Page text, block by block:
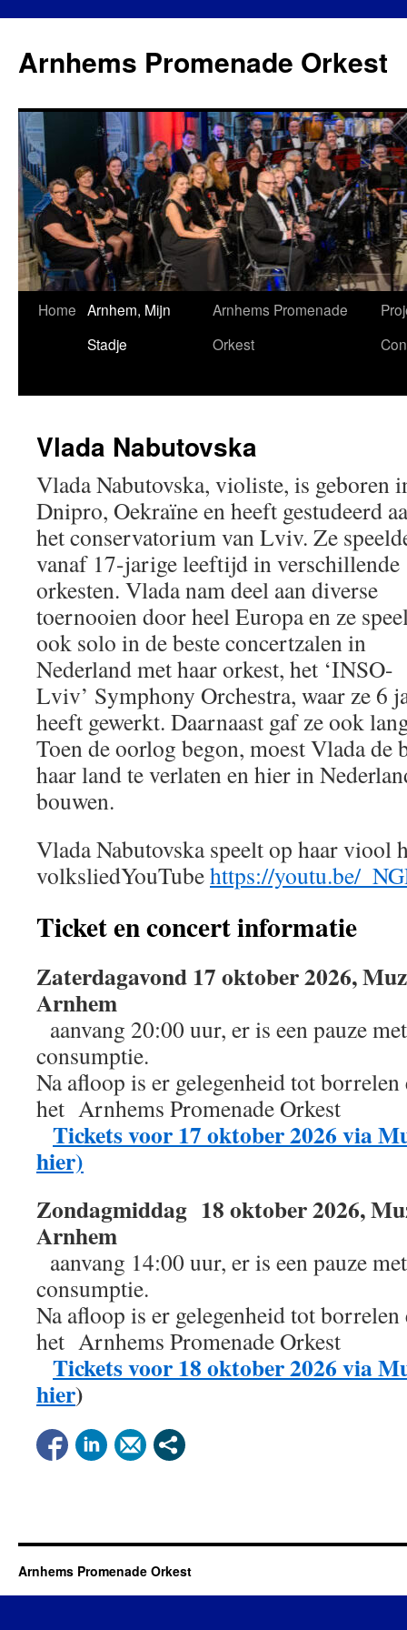
de
inhoud
Arnhems Promenade Orkest
Home Arnhem, Mijn
Stadje
Arnhems Promenade
Orkest
Vlada Nabutovska
Vlada Nabutovska, violiste, is geboren
Dnipro, Oekraïne en heeft gestudeerd
het conservatorium van Lviv. Ze
vanaf 17-jarige leeftijd in verschillende
orkesten. Vlada nam deel aan diverse
toernooien door heel Europa en ze
ook solo in de beste concertzalen in
Nederland met haar orkest, het ‘INSO-
Lviv’ Symphony Orchestra, waar ze 6
heeft gewerkt. Daarnaast gaf ze ook
Toen de oorlog begon, moest Vlada de
haar land te verlaten en hier in
bouwen.
Vlada Nabutovska speelt op haar viool
volksliedYouTubehttps://youtu.be/
Ticket en concert informatie
Zaterdagavond 17 oktober 2026,
Arnhem
aanvang 20:00 uur, er is een pauze
consumptie.
Na afloop is er gelegenheid tot borrelen
het Arnhems Promenade Orkest
Tickets voor 17 oktober 2026 via
hier)
Zondagmiddag 18 oktober 2026,
Arnhem
aanvang 14:00 uur, er is een pauze
consumptie.
Na afloop is er gelegenheid tot borrelen
het Arnhems Promenade Orkest
Tickets voor 18 oktober 2026 via
hier)
Arnhems Promenade Orkest